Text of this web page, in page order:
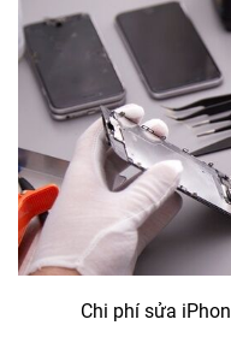
Chi phí sửa